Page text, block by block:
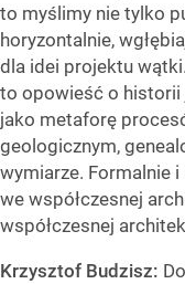
to myślimy nie tylko
horyzontalnie,
dla idei projektu
to opowieść o
jako metaforę
geologicznym,
wymiarze. Formalnie
we współczesnej
współczesnej
Krzysztof Budzisz: